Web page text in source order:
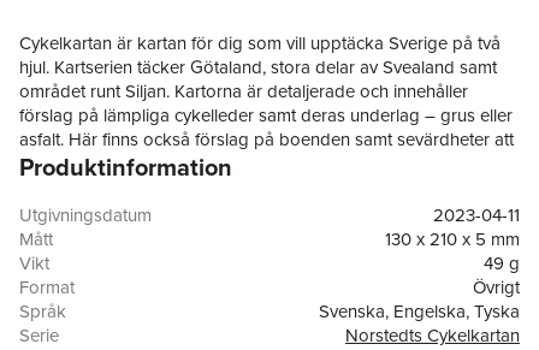
Cykelkartan är kartan för dig som vill upptäcka Sverige på två
hjul. Kartserien täcker Götaland, stora delar av Svealand samt
området runt Siljan. Kartorna är detaljerade och innehåller
förslag på lämpliga cykelleder samt deras underlag – grus eller
asfalt. Här finns också förslag på boenden samt sevärdheter att
besöka under cykelturen.
Produktinformation
Utgivningsdatum
2023-04-11
Mått
130 x 210 x 5 mm
Vikt
49 g
Format
Övrigt
Språk
Svenska, Engelska, Tyska
Serie
Norstedts Cykelkartan